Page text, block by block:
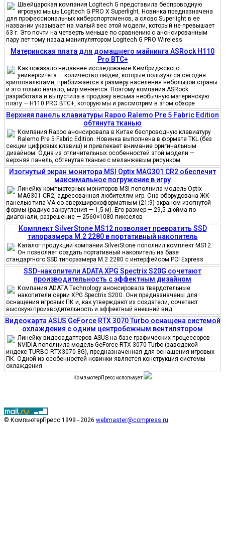
Швейцарская компания Logitech G представила беспроводную
игровую мышь Logitech G PRO X Superlight. Новинка предназначена
для профессиональных киберспортсменов, а слово Superlight в ее
названии указывает на малый вес этой модели, который не превышает
63 г. Это почти на четверть меньше по сравнению с анонсированным
пару лет тому назад манипулятором Logitech G PRO Wireless
Материнская плата для домашнего майнинга ASRock H110
Pro BTC+
Как показало недавнее исследование Кембриджского
университета — количество людей, которые пользуются сегодня
криптовалютами, приближается к размеру населения небольшой страны
и это только начало, мир меняется. Поэтому компания ASRock
разработала и выпустила в продажу весьма необычную материнскую
плату — H110 PRO BTC+, которую мы и рассмотрим в этом обзоре
Верхняя панель клавиатуры Rapoo Ralemo Pre 5 Fabric Edition
обтянута тканью
Компания Rapoo анонсировала в Китае беспроводную клавиатуру
Ralemo Pre 5 Fabric Edition. Новинка выполнена в формате TKL (без
секции цифровых клавиш) и привлекает внимание оригинальным
дизайном. Одна из отличительных особенностей этой модели —
верхняя панель, обтянутая тканью с меланжевым рисунком
Изогнутый экран монитора MSI Optix MAG301 CR2 обеспечит
максимальное погружение в игру
Линейку компьютерных мониторов MSI пополнила модель Optix
MAG301 CR2, адресованная любителям игр. Она оборудована ЖК-
панелью типа VA со сверхширокоформатным (21:9) экраном изогнутой
формы (радиус закругления — 1,5 м). Его размер — 29,5 дюйма по
диагонали, разрешение — 2560×1080 пикселов
Комплект SilverStone MS12 позволяет превратить SSD
типоразмера M.2 2280 в портативный накопитель
Каталог продукции компании SilverStone пополнил комплект MS12.
Он позволяет создать портативный накопитель на базе
стандартного SSD типоразмера M.2 2280 с интерфейсом PCI Express
SSD-накопители ADATA XPG Spectrix S20G сочетают
производительность с эффектным дизайном
Компания ADATA Technology анонсировала твердотельные
накопители серии XPG Spectrix S20G. Они предназначены для
оснащения игровых ПК и, как утверждают их создатели, сочетают
высокую производительность и эффектный внешний вид
Видеокарта ASUS GeForce RTX 3070 Turbo оснащена системой
охлаждения с одним центробежным вентилятором
Линейку видеоадаптеров ASUS на базе графических процессоров
NVIDIA пополнила модель GeForce RTX 3070 Turbo (заводской
индекс TURBO-RTX3070-8G), предназначенная для оснащения игровых
ПК. Одной из особенностей новинки является конструкция системы
охлаждения
КомпьютерПресс использует
© КомпьютерПресс 1999 - 2026 webmaster@compress.ru